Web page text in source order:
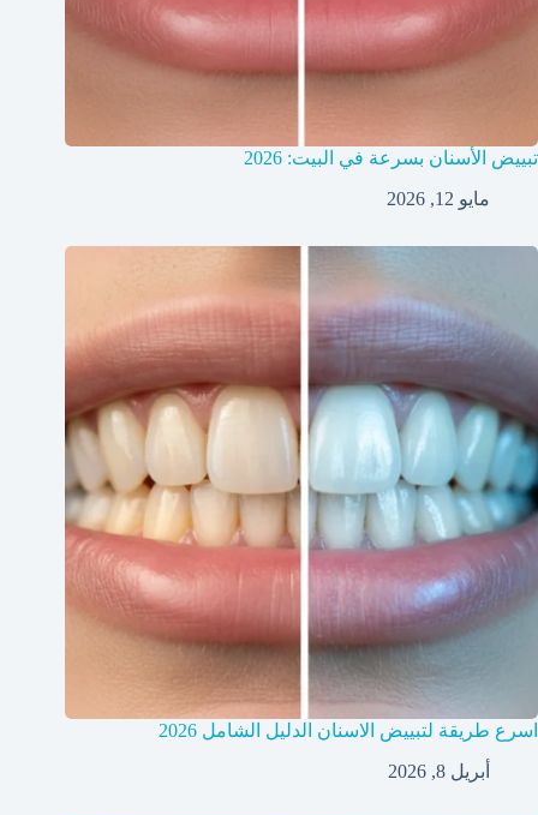
تبييض الأسنان بسرعة في البيت: 2026
مايو 12, 2026
اسرع طريقة لتبييض الاسنان الدليل الشامل 2026
أبريل 8, 2026